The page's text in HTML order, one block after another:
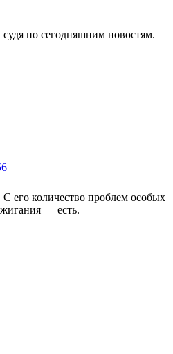
по сегодняшним новостям.
С его количество проблем особых
— есть.